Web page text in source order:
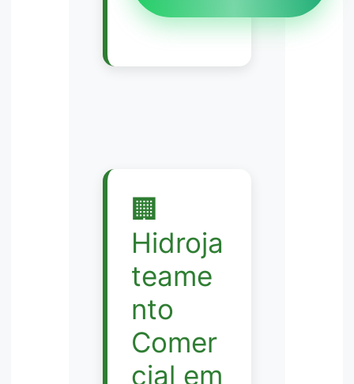
🏢
Hidroja
teame
nto
Comer
cial em